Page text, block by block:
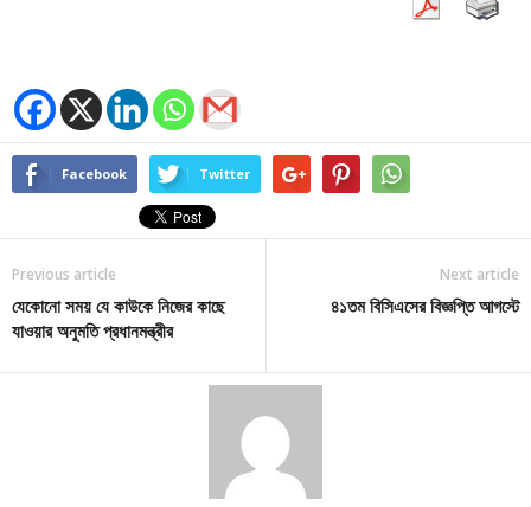
Facebook Twitter
Previous article
যেকোনো সময় যে কাউকে নিজের কাছে
যাওয়ার অনুমতি প্রধানমন্ত্রীর
Next article
৪১তম বিসিএসের বিজ্ঞপ্তি আগস্টে